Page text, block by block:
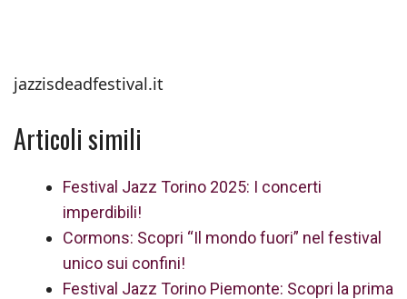
jazzisdeadfestival.it
Articoli simili
Festival Jazz Torino 2025: I concerti
imperdibili!
Cormons: Scopri “Il mondo fuori” nel festival
unico sui confini!
Festival Jazz Torino Piemonte: Scopri la prima